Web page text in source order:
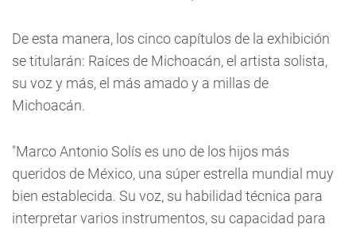
De esta manera, los cinco capítulos de la exhibición
se titularán: Raíces de Michoacán, el artista solista,
su voz y más, el más amado y a millas de
Michoacán.
"Marco Antonio Solís es uno de los hijos más
queridos de México, una súper estrella mundial muy
bien establecida. Su voz, su habilidad técnica para
interpretar varios instrumentos, su capacidad para